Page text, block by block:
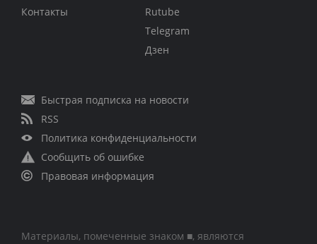
Контакты
Rutube
Telegram
Дзен
Быстрая подписка на новости
RSS
Политика конфиденциальности
Сообщить об ошибке
Правовая информация
Материалы, помеченные знаком ■, являются